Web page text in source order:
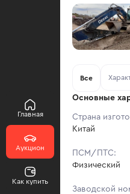
Главная
Аукцион
Как купить
Все
Основные
Страна
Китай
ПСМ/ПТС:
Физический
Заводской